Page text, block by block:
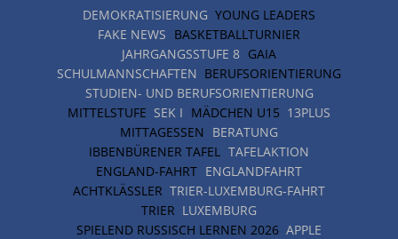
DEMOKRATISIERUNG YOUNG LEADERS
FAKE NEWS BASKETBALLTURNIER
JAHRGANGSSTUFE 8 GAIA
SCHULMANNSCHAFTEN BERUFSORIENTIERUNG
STUDIEN- UND BERUFSORIENTIERUNG
MITTELSTUFE SEK I MÄDCHEN U15 13PLUS
MITTAGESSEN BERATUNG
IBBENBÜRENER TAFEL TAFELAKTION
ENGLAND-FAHRT ENGLANDFAHRT
ACHTKLÄSSLER TRIER-LUXEMBURG-FAHRT
TRIER LUXEMBURG
SPIELEND RUSSISCH LERNEN 2026 APPLE